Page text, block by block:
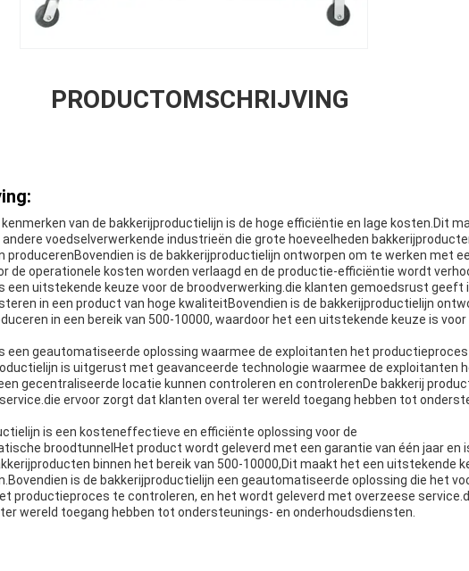
PRODUCTOMSCHRIJVING
kenmerken van de bakkerijproductielijn is de hoge efficiëntie en lage kosten.Dit
andere voedselverwerkende industrieën die grote hoeveelheden
producerenBovendien is de bakkerijproductielijn ontworpen om te werken met
de operationele kosten worden verlaagd en de productie-efficiëntie wordt
een uitstekende keuze voor de broodverwerking.die klanten gemoedsrust geeft
in een product van hoge kwaliteitBovendien is de bakkerijproductielijn
in een bereik van 500-10000, waardoor het een uitstekende keuze is voor
een geautomatiseerde oplossing waarmee de exploitanten het
is uitgerust met geavanceerde technologie waarmee de exploitanten
gecentraliseerde locatie kunnen controleren en controlerenDe bakkerij
ervoor zorgt dat klanten overal ter wereld toegang hebben tot
is een kosteneffectieve en efficiënte oplossing voor de
broodtunnelHet product wordt geleverd met een garantie van één jaar en
binnen het bereik van 500-10000,Dit maakt het een uitstekende
is de bakkerijproductielijn een geautomatiseerde oplossing die het
productieproces te controleren, en het wordt geleverd met overzeese
wereld toegang hebben tot ondersteunings- en onderhoudsdiensten.